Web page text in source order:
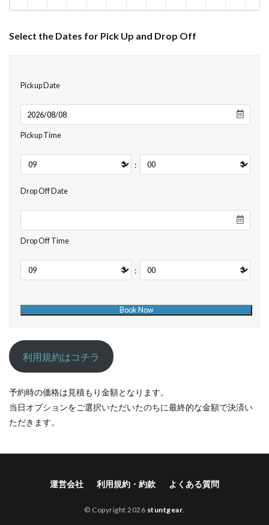
Select the Dates for Pick Up and Drop Off
Pickup Date
Pickup Time
:
Drop Off Date
Drop Off Time
:
利用規約はコチラ
予約時の価格は見積もり金額となります。
当日オプションをご選択いただいたのちに最終的な金額で決済い
ただきます。
運営会社 利用規約・約款 よくある質問
© Copyright 2026 stuntgear.